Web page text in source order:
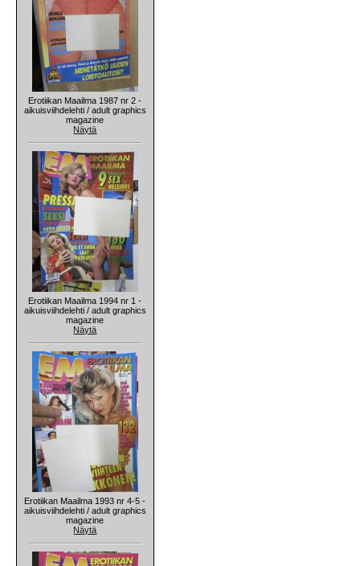
Erotiikan Maailma 1987 nr 2 -
aikuisviihdelehti / adult graphics
magazine
Näytä
Erotiikan Maailma 1994 nr 1 -
aikuisviihdelehti / adult graphics
magazine
Näytä
Erotiikan Maailma 1993 nr 4-5 -
aikuisviihdelehti / adult graphics
magazine
Näytä